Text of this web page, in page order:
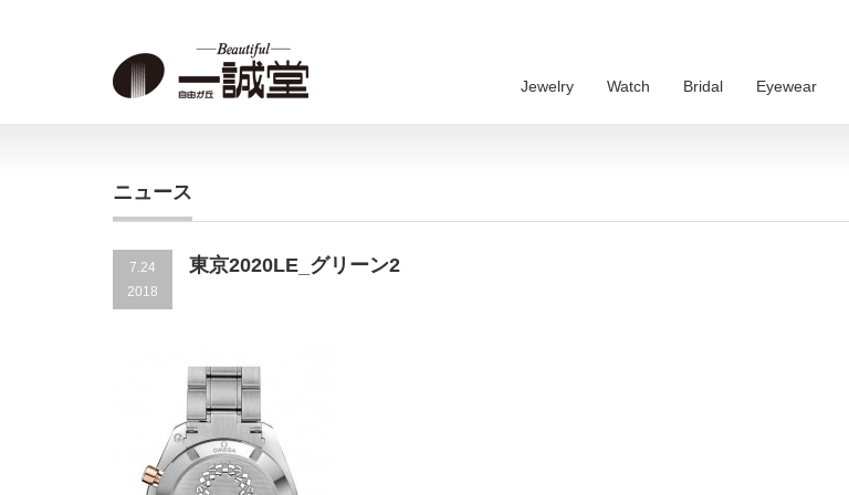
Jewelry Watch Bridal Eyewear
ニュース
7.24
2018
東京2020LE_グリーン2